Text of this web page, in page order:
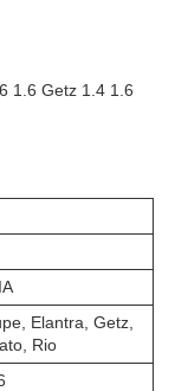
1.6 Getz 1.4 1.6
Elantra, Getz,
Rio